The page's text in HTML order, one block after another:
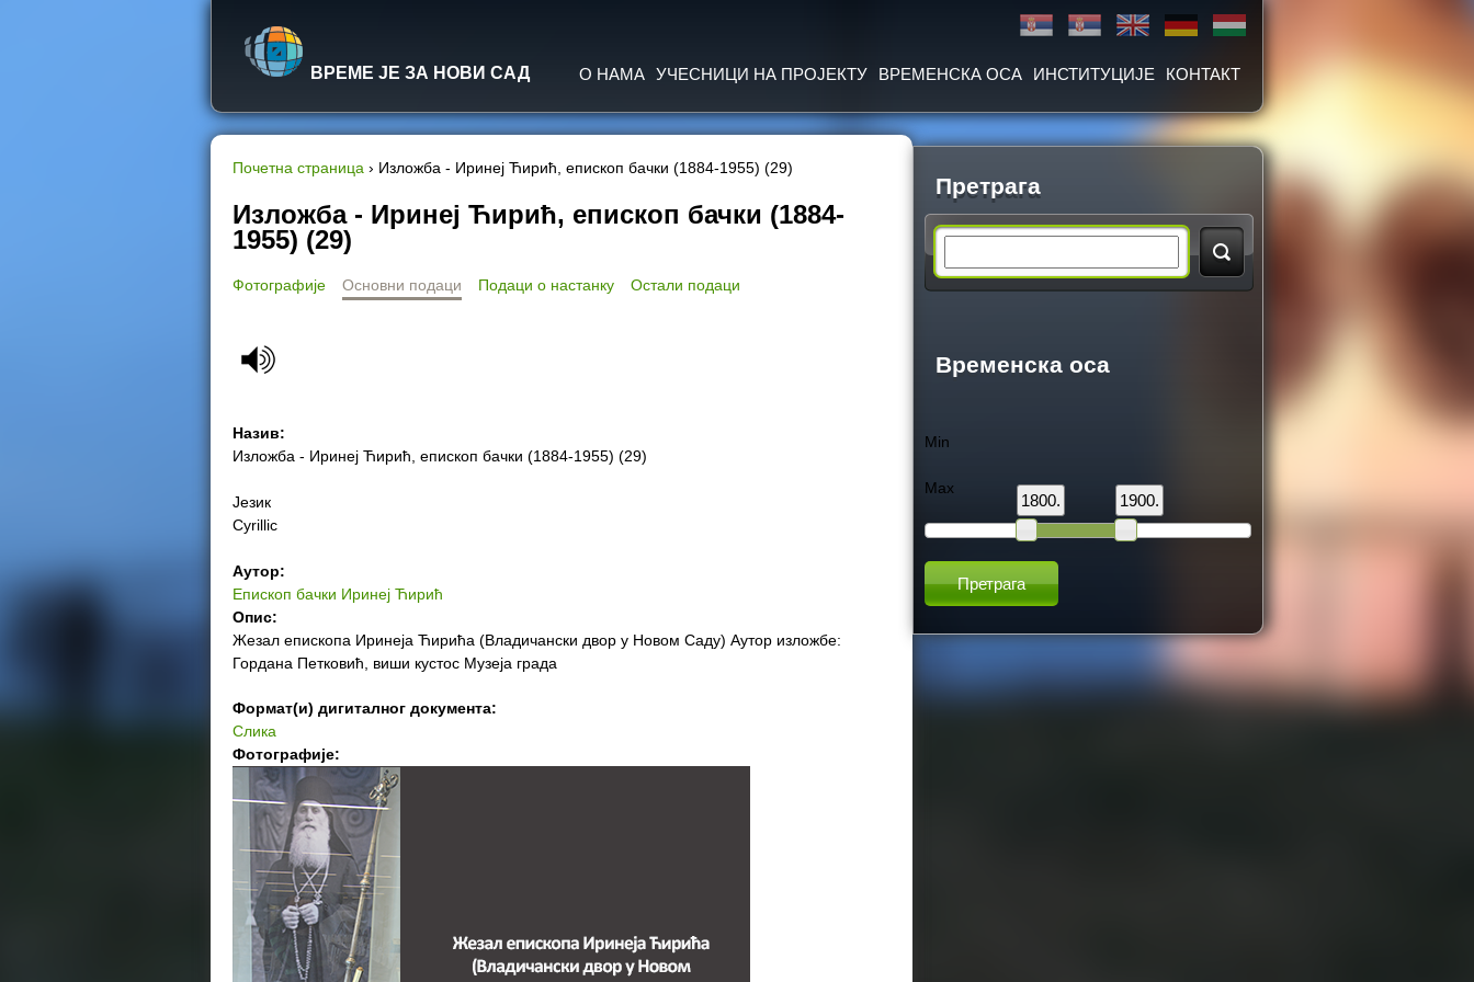
ВРЕМЕ ЈЕ ЗА НОВИ САД О НАМА УЧЕСНИЦИ НА ПРОЈЕКТУ ВРЕМЕНСКА ОСА ИНСТИТУЦИЈЕ КОНТАКТ
Y
o
u
e
e
r
e
Почетна страница › Изложба - Иринеј Ћирић, епископ бачки (1884-1955) (29)
Изложба - Иринеј Ћирић, епископ бачки (1884-
1955) (29)
Фотографије Основни подаци Подаци о настанку Остали подаци
Назив:
Изложба - Иринеј Ћирић, епископ бачки (1884-1955) (29)
Језик
Cyrillic
Аутор:
Епископ бачки Иринеј Ћирић
Опис:
Жезал епископа Иринеја Ћирића (Владичански двор у Новом Саду) Аутор изложбе:
Гордана Петковић, виши кустос Музеја града
Формат(и) дигиталног документа:
Слика
Фотографије:
Претрага
a
h
Временска оса
Min
Max
1800. 1900.